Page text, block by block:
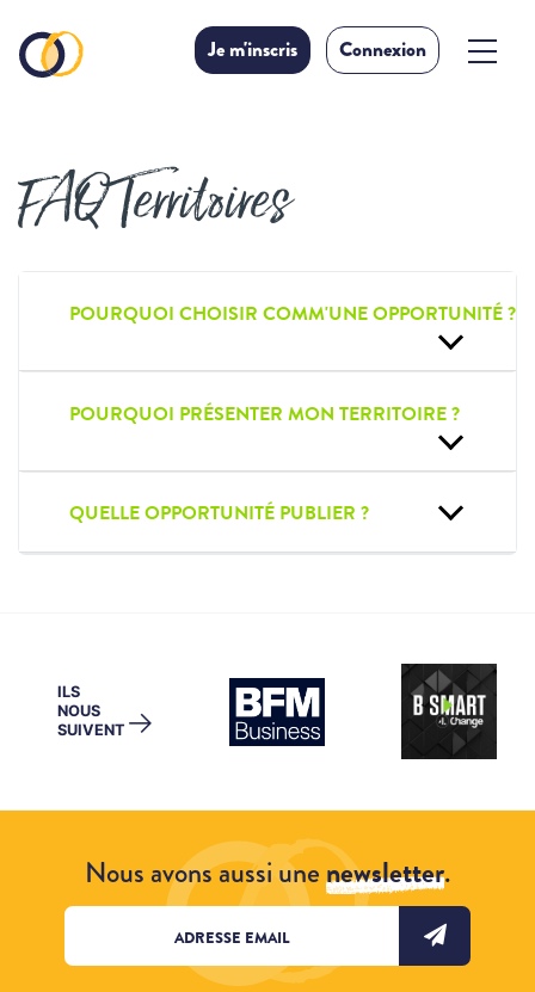
Je m'inscris Connexion
FAQ Territoires
POURQUOI CHOISIR COMM'UNE OPPORTUNITÉ ?
POURQUOI PRÉSENTER MON TERRITOIRE ?
QUELLE OPPORTUNITÉ PUBLIER ?
ILS
NOUS
SUIVENT →
Nous avons aussi unenewsletter.